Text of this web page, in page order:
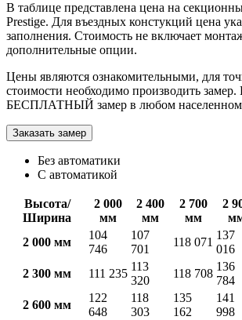
В таблице представлена цена на
Prestige. Для въездных констукций цена
заполнения. Стоимость не включает
дополнительные опции.
Цены являются ознакомительными, для
стоимости необходимо производить
БЕСПЛАТНЫЙ замер в любом
Заказать замер
Без автоматики
С автоматикой
Высота/
Ширина
2 000
мм
2 400
мм
2 700
мм
2
2 000 мм
104
746
107
701
118 071
137
016
2 300 мм
111 235
113
320
118 708
136
784
2 600 мм
122
648
118
303
135
162
141
998